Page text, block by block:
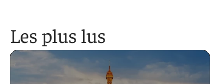
Les plus lus